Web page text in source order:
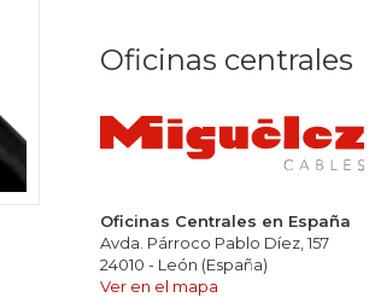
Oficinas centrales
Oficinas Centrales en España
Avda. Párroco Pablo Díez, 157
24010 - León (España)
Ver en el mapa